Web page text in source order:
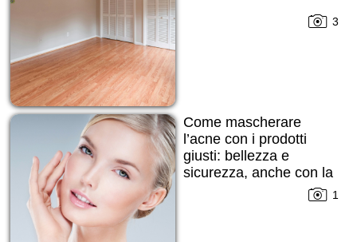
3
Come mascherare
l’acne con i prodotti
giusti: bellezza e
sicurezza, anche con la
1